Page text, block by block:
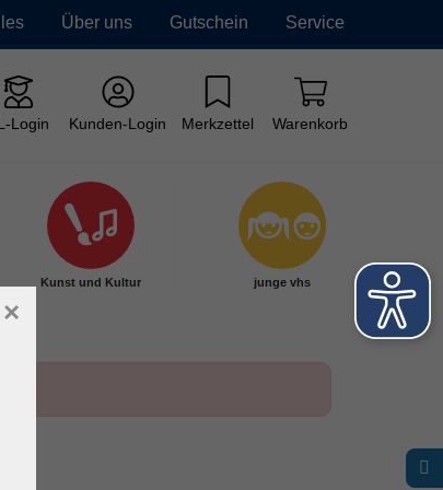
Über uns Gutschein Service
Login Kunden-Login Merkzettel Warenkorb
Kunst und Kultur junge vhs
×